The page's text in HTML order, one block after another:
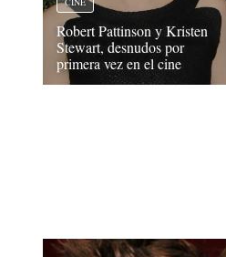
Robert Pattinson y Kristen
Stewart, desnudos por
primera vez en el cine